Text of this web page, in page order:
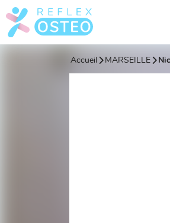
Accueil MARSEILLE